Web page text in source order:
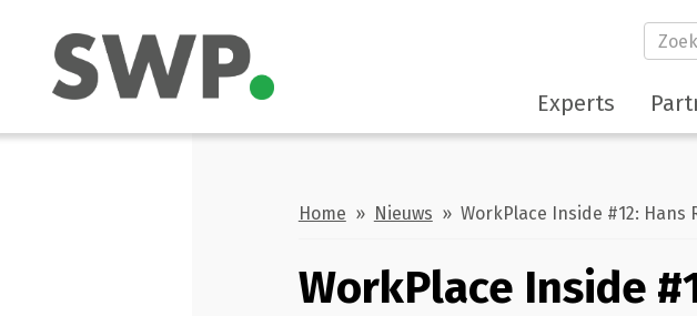
Experts
Home » Nieuws » WorkPlace Inside #12: Hans
WorkPlace Inside